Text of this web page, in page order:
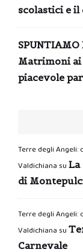
scolastici e
SPUNTIAMO
Matrimoni ai
piacevole
Terre degli
Valdichiana su La
di
Terre degli
Valdichiana su
Carnevale